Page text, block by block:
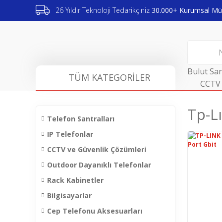
26 Yıldır Teknoloji Tedarikçiniz 30.000+ Kurumsal
TÜM KATEGORİLER
Bulut
Telefon Santralları
IP Telefonlar
CCTV ve Güvenlik Çözümleri
Outdoor Dayanıklı Telefonlar
Rack Kabinetler
Bilgisayarlar
Cep Telefonu Aksesuarları
Tp-